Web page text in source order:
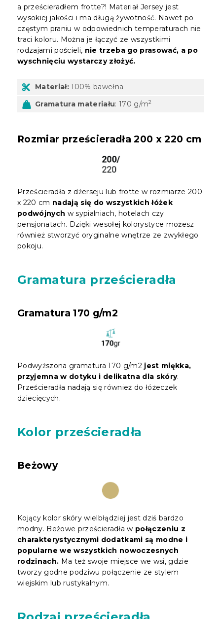
a prześcieradłem frotte?! Materiał Jersey jest
wysokiej jakości i ma długą żywotność. Nawet po
częstym praniu w odpowiednich temperaturach nie
traci koloru. Można je łączyć ze wszystkimi
rodzajami pościeli, nie trzeba go prasować, a po
wyschnięciu wystarczy złożyć.
Materiał: 100% bawełna
Gramatura materiału: 170 g/m2
Rozmiar prześcieradła 200 x 220 cm
Prześcieradła z dżerseju lub frotte w rozmiarze 200
x 220 cm nadają się do wszystkich łóżek
podwójnych w sypialniach, hotelach czy
pensjonatach. Dzięki wesołej kolorystyce możesz
również stworzyć oryginalne wnętrze ze zwykłego
pokoju.
Gramatura prześcieradła
Gramatura 170 g/m2
Podwyższona gramatura 170 g/m2 jest miękka,
przyjemna w dotyku i delikatna dla skóry.
Prześcieradła nadają się również do łóżeczek
dziecięcych.
Kolor prześcieradła
Beżowy
Kojący kolor skóry wielbłądziej jest dziś bardzo
modny. Beżowe prześcieradła w połączeniu z
charakterystycznymi dodatkami są modne i
popularne we wszystkich nowoczesnych
rodzinach. Ma też swoje miejsce we wsi, gdzie
tworzy godne podziwu połączenie ze stylem
wiejskim lub rustykalnym.